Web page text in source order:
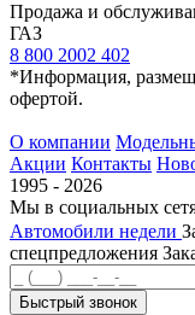
Продажа и
ГАЗ
8 800 2002 402
*Информация,
офертой.
О компании
Акции Контакты
1995 - 2026
Мы в социальных
Автомобили недели
спецпредложения
Быстрый звонок